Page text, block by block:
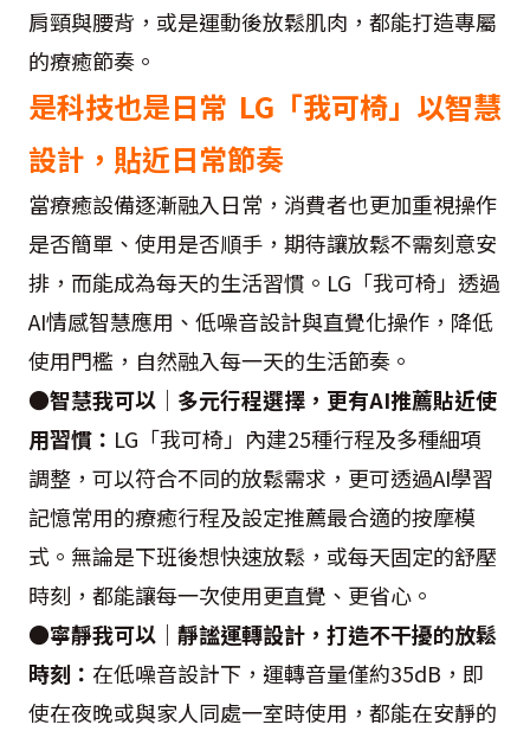
肩頸與腰背，或是運動後放鬆肌肉，都能打造專屬
的療癒節奏。
是科技也是日常 LG「我可椅」以智慧
設計，貼近日常節奏
當療癒設備逐漸融入日常，消費者也更加重視操作
是否簡單、使用是否順手，期待讓放鬆不需刻意安
排，而能成為每天的生活習慣。LG「我可椅」透過
AI情感智慧應用、低噪音設計與直覺化操作，降低
使用門檻，自然融入每一天的生活節奏。
●智慧我可以｜多元行程選擇，更有AI推薦貼近使
用習慣： LG「我可椅」內建25種行程及多種細項
調整，可以符合不同的放鬆需求，更可透過AI學習
記憶常用的療癒行程及設定推薦最合適的按摩模
式。無論是下班後想快速放鬆，或每天固定的舒壓
時刻，都能讓每一次使用更直覺、更省心。
●寧靜我可以｜靜謐運轉設計，打造不干擾的放鬆
時刻： 在低噪音設計下，運轉音量僅約35dB，即
使在夜晚或與家人同處一室時使用，都能在安靜的